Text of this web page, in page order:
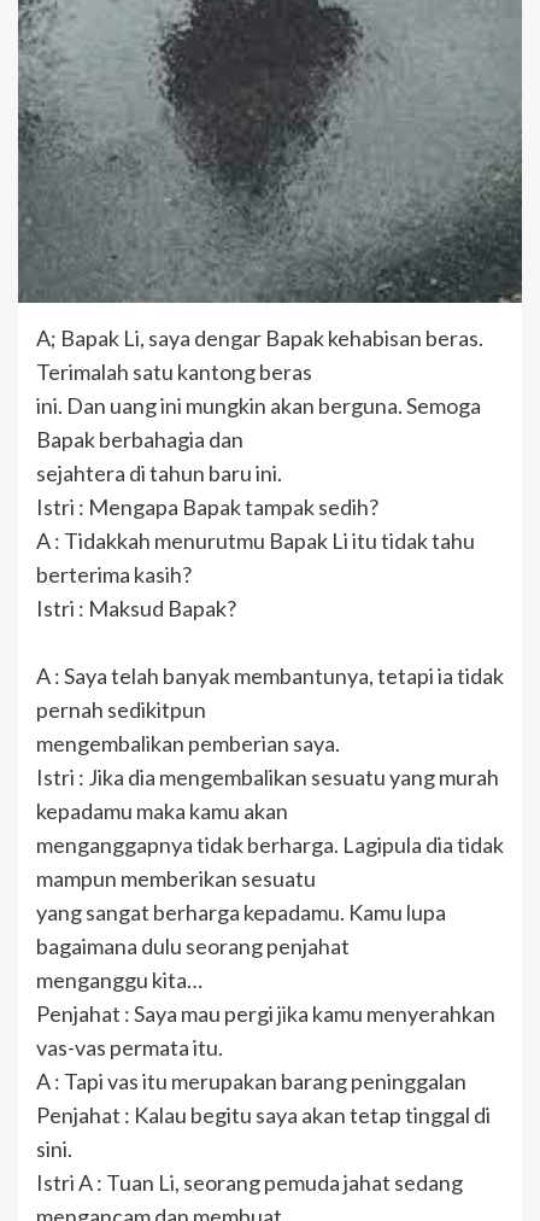
A; Bapak Li, saya dengar Bapak kehabisan beras.
Terimalah satu kantong beras
ini. Dan uang ini mungkin akan berguna. Semoga
Bapak berbahagia dan
sejahtera di tahun baru ini.
Istri : Mengapa Bapak tampak sedih?
A : Tidakkah menurutmu Bapak Li itu tidak tahu
berterima kasih?
Istri : Maksud Bapak?
A : Saya telah banyak membantunya, tetapi ia tidak
pernah sedikitpun
mengembalikan pemberian saya.
Istri : Jika dia mengembalikan sesuatu yang murah
kepadamu maka kamu akan
menganggapnya tidak berharga. Lagipula dia tidak
mampun memberikan sesuatu
yang sangat berharga kepadamu. Kamu lupa
bagaimana dulu seorang penjahat
menganggu kita…
Penjahat : Saya mau pergi jika kamu menyerahkan
vas-vas permata itu.
A : Tapi vas itu merupakan barang peninggalan
Penjahat : Kalau begitu saya akan tetap tinggal di
sini.
Istri A : Tuan Li, seorang pemuda jahat sedang